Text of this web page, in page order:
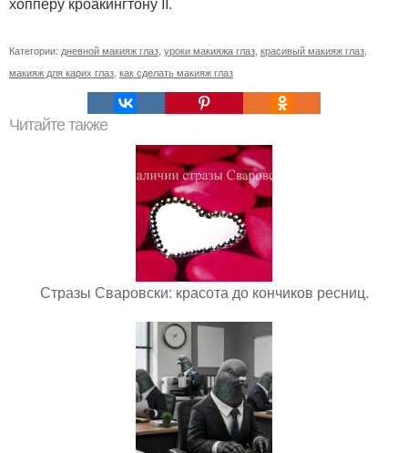
Категории: дневной макияж глаз уроки макияжа глаз красивый макияж глаз
макияж для карих глаз как сделать макияж глаз
Читайте также
Стразы Сваровски: красота до кончиков ресниц.